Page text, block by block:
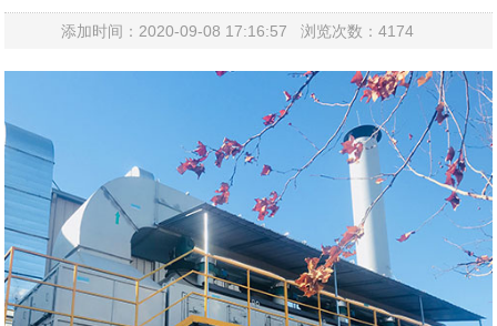
添加时间：2020-09-08 17:16:57 浏览次数：4174